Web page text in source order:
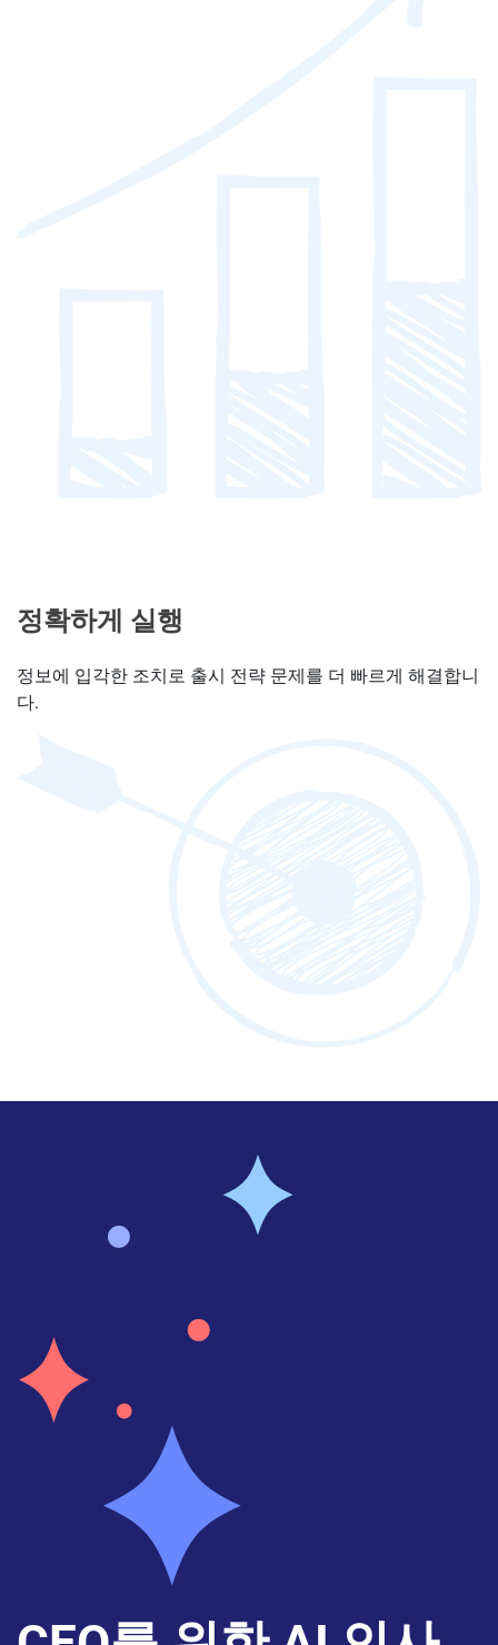
정확하게 실행
정보에 입각한 조치로 출시 전략 문제를 더 빠르게 해결합니
다.